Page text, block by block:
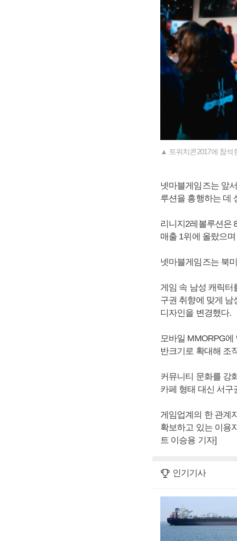
▲ 트위치콘2017에 참석
넷마블게임즈는 앞
루션을 흥행하는 데
리니지2레볼루션은
매출 1위에 올랐으
넷마블게임즈는 북
게임 속 남성 캐릭터
구권 취향에 맞게 남
디자인을 변경했다.
모바일 MMORPG
반크기로 확대해 조
커뮤니티 문화를 강
카페 형태 대신 서구
게임업계의 한 관계
확보하고 있는 이용
트 이승용 기자]
인기기사